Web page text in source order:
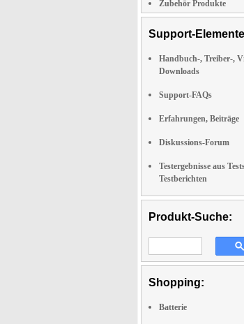
Zubehör Produkte
Support-
Handbuch-, Treiber-,
Downloads
Support-FAQs
Erfahrungen, Beiträge
Diskussions-Forum
Testergebnisse aus
Testberichten
Produkt-Suche:
Shopping:
Batterie